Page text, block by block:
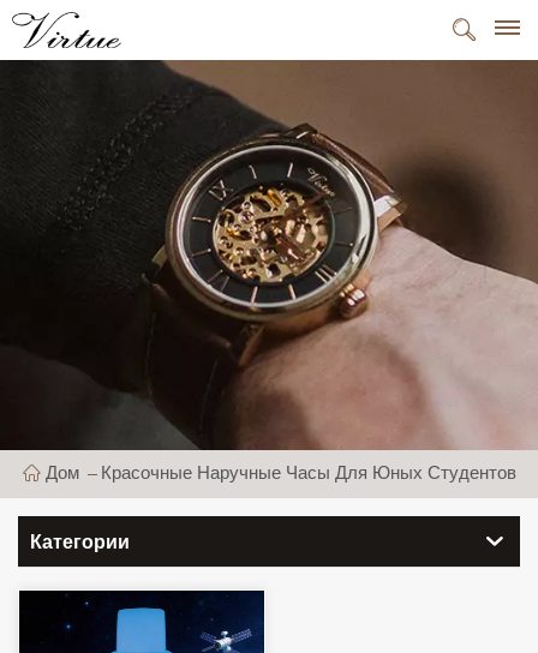
Дом Красочные Наручные Часы Для Юных Студентов
Категории